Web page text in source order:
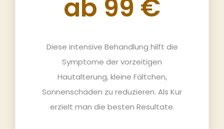
ab 99 €
Diese intensive Behandlung hilft die
Symptome der vorzeitigen
Hautalterung, kleine Fältchen,
Sonnenschäden zu reduzieren. Als Kur
erzielt man die besten Resultate.